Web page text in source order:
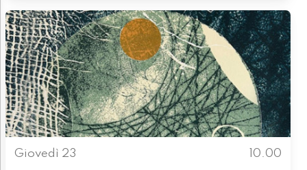
Giovedì 23
10.00